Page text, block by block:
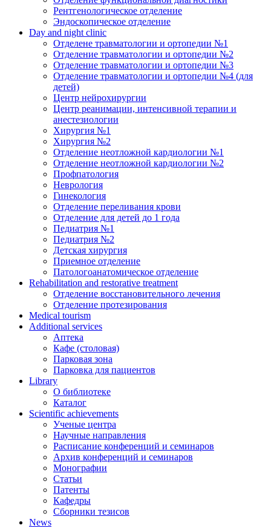
Рентгенологическое отделение
Эндоскопическое отделение
Day and night clinic
Отделене травматологии и ортопедии №1
Отделение травматологии и ортопедии №2
Отделение травматологии и ортопедии №3
Отделение травматологии и ортопедии №4 (для
детей)
Центр нейрохирургии
Центр реанимации, интенсивной терапии и
анестезиологии
Хирургия №1
Хирургия №2
Отделение неотложной кардиологии №1
Отделение неотложной кардиологии №2
Профпатология
Неврология
Гинекология
Отделение переливания крови
Отделение для детей до 1 года
Педиатрия №1
Педиатрия №2
Детская хирургия
Приемное отделение
Патологоанатомическое отделение
Rehabilitation and restorative treatment
Отделение восстановительного лечения
Отделение протезирования
Medical tourism
Additional services
Аптека
Кафе (столовая)
Парковая зона
Парковка для пациентов
Library
О библиотеке
Каталог
Scientific achievements
Ученые центра
Научные направления
Расписание конференций и семинаров
Архив конференций и семинаров
Монографии
Статьи
Патенты
Кафедры
Сборники тезисов
News